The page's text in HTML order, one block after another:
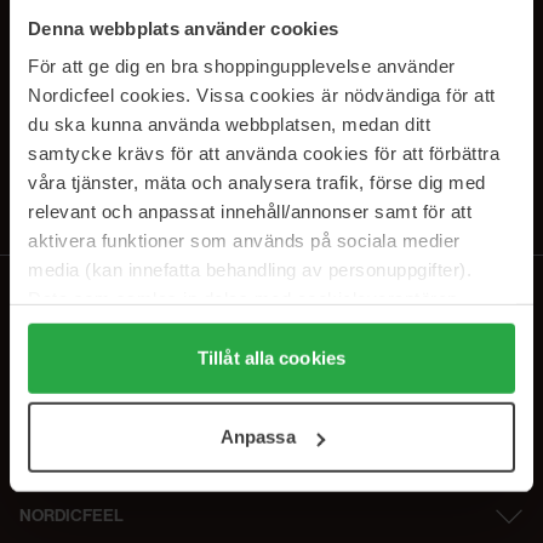
Denna webbplats använder cookies
För att ge dig en bra shoppingupplevelse använder
Nordicfeel cookies. Vissa cookies är nödvändiga för att
du ska kunna använda webbplatsen, medan ditt
samtycke krävs för att använda cookies för att förbättra
våra tjänster, mäta och analysera trafik, förse dig med
relevant och anpassat innehåll/annonser samt för att
aktivera funktioner som används på sociala medier
media (kan innefatta behandling av personuppgifter).
Genom att trycka på "Tillåt alla cookies" accepterar du
alla cookies, medan du under "Detaljer" kan anpassa
användningen av cookies. Du kan när som helst återkalla
samt vår Integritetspolicy.
Tillåt alla cookies
Anpassa
PRENUMERERA PÅ VÅRA
NYHETSBREV
Genom att prenumerera accepterar du vårIntegritetspolicy.
Avprenumerera när som helst.
NORDICFEEL